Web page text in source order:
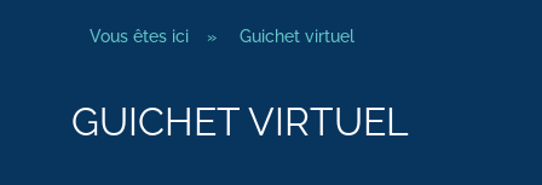
Vous êtes ici » Guichet virtuel
GUICHET VIRTUEL